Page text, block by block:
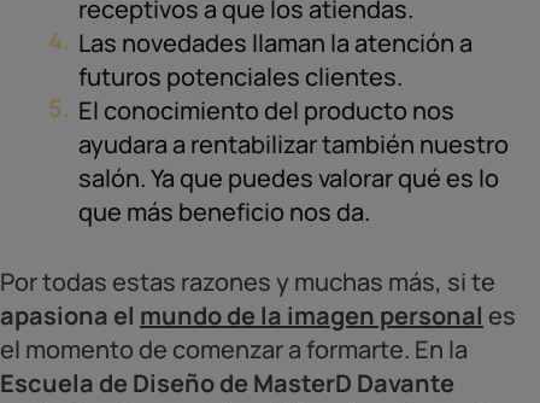
receptivos a que los atiendas.
Las novedades llaman la atención a
futuros potenciales clientes.
El conocimiento del producto nos
ayudara a rentabilizar también nuestro
salón. Ya que puedes valorar qué es lo
que más beneficio nos da.
Por todas estas razones y muchas más, si te
apasiona el mundo de la imagen personal es
el momento de comenzar a formarte. En la
Escuela de Diseño de MasterD Davante